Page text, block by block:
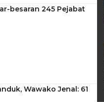
besaran 245 Pejabat
Wawako Jenal: 61